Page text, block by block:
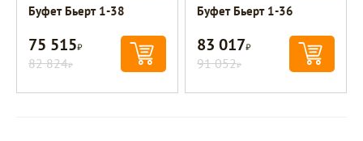
Буфет Бьерт 1-38
75 515Р
82 824Р
Буфет Бьерт 1-36
83 017Р
91 052Р